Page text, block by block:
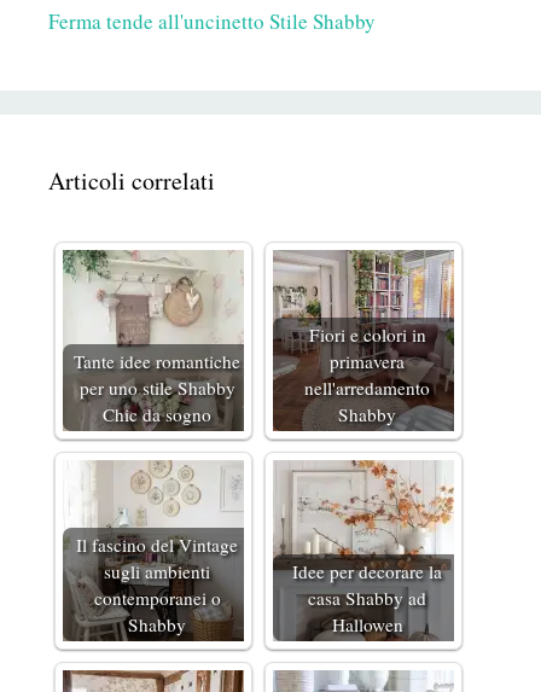
Ferma tende all'uncinetto Stile Shabby
Articoli correlati
Tante idee romantiche
per uno stile Shabby
Chic da sogno
Fiori e colori in
primavera
nell'arredamento
Shabby
Il fascino del Vintage
sugli ambienti
contemporanei o
Shabby
Idee per decorare la
casa Shabby ad
Hallowen